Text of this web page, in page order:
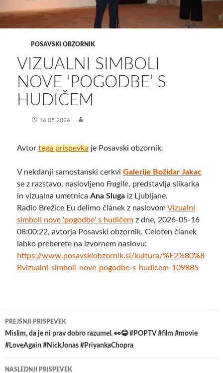
POSAVSKI OBZORNIK
​VIZUALNI SIMBOLI
NOVE ‘POGODBE’ S
HUDIČEM
16.05.2026
Avtor tega prispevka je Posavski obzornik.
V nekdanji samostanski cerkvi Galerije Božidar Jakac
se z razstavo, naslovljeno Fragile, predstavlja slikarka
in vizualna umetnica Ana Sluga iz Ljubljane.
Radio Brežice Eu delimo članek z naslovom​Vizualni
simboli nove 'pogodbe' s hudičemz dne, 2026-05-16
08:00:22, avtorja Posavski obzornik. Celoten članek
lahko preberete na izvornem naslovu:
https://www.posavskiobzornik.si/kultura/%E2%80%8
Bvizualni-simboli-nove-pogodbe-s-hudicem-109885
Krmarjenje
po
prispevkih
PREJŠNJI PRISPEVEK
Mislim, da je ni prav dobro razumel. 👀😂 #POPTV #film #movie
#LoveAgain #NickJonas #PriyankaChopra
NASLEDNJI PRISPEVEK